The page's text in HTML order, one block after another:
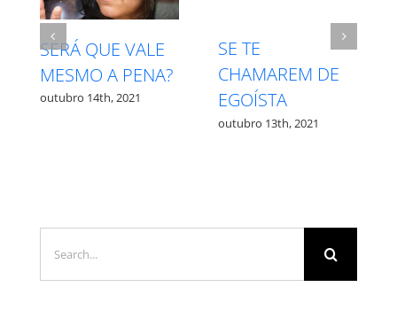
INTUIÇÃO X
MEDO – QUAL É
QUAL?
RESPEITE SEU
PROCESSO
outubro 27th, 2021
for: